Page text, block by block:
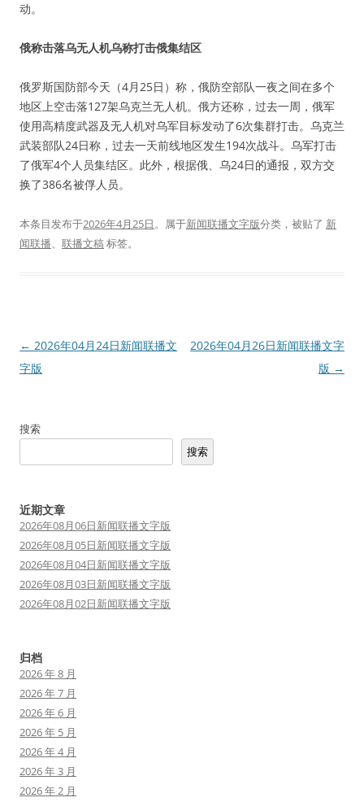
动。
俄称击落乌无人机乌称打击俄集结区
俄罗斯国防部今天（4月25日）称，俄防空部队一夜之间在多个
地区上空击落127架乌克兰无人机。俄方还称，过去一周，俄军
使用高精度武器及无人机对乌军目标发动了6次集群打击。乌克兰
武装部队24日称，过去一天前线地区发生194次战斗。乌军打击
了俄军4个人员集结区。此外，根据俄、乌24日的通报，双方交
换了386名被俘人员。
本条目发布于2026年4月25日。属于新闻联播文字版分类，被贴了 新
闻联播、 联播文稿标签。
文
章
← 2026年04月24日新闻联播文
字版
2026年04月26日新闻联播文字
版 →
搜索
搜索
近期文章
2026年08月06日新闻联播文字版
2026年08月05日新闻联播文字版
2026年08月04日新闻联播文字版
2026年08月03日新闻联播文字版
2026年08月02日新闻联播文字版
归档
2026 年 8 月
2026 年 7 月
2026 年 6 月
2026 年 5 月
2026 年 4 月
2026 年 3 月
2026 年 2 月